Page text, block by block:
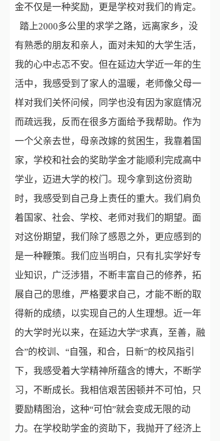
金不仅是一种奖励，更是学校对我们的肯定。
踏上2000多公里的求学之路，远离家乡，没
有熟悉的朋友和亲人，面对未知的大学生活，
我的心中忐忑不安。但在延边大学近一年的生
活中，我感受到了家人的温暖，老师像父母一
样对我们关怀问候，同学也没有因为家庭情况
而疏远我，反而在很多方面给予我帮助。作为
一个父亲去世，母亲改嫁的贫困生，我靠着国
家，学校和社会的奖助学金才能顺利完成高中
学业，迈进大学的校门。现今拿到这份资助
时，我感受到自己身上责任的重大。我们肩负
着国家、社会、学校、老师对我们的期望。面
对这份期望，我们除了感恩之外，更应感到的
是一种鞭策。我们应当明白，只有扎实学好专
业知识，广泛涉猎，不断丰富自己的修养，拓
展自己的思维，严格要求自己，才能不断的取
得新的成绩，以实现自己的人生理想。近一年
的大学时光以来，在延边大学“求真，至善，融
合”的校训、“自强，和合，日新”的校风指引
下，我感受着大学精神所蕴含的博大，不断学
习，不断成长。我相信艰苦困顿并不可怕，只
要励精图治，这种“可怕”就会变成无限的动
力。在学校助学金的资助下，我抛开了经济上